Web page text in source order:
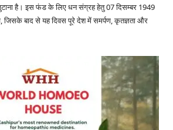
है। इस फंड के लिए धन संग्रह हेतु 07 दिसम्बर 1949
जिसके बाद से यह दिवस पूरे देश में समर्पण, कृतज्ञता और